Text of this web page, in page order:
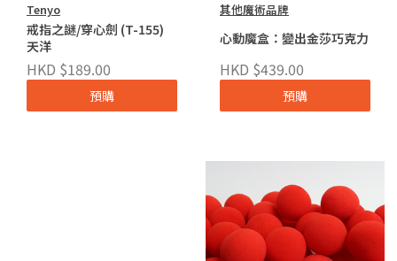
Tenyo
戒指之謎/穿心劍 (T-155)
天洋
HKD $189.00
預購
其他魔術品牌
心動魔盒：變出金莎巧克力
HKD $439.00
預購